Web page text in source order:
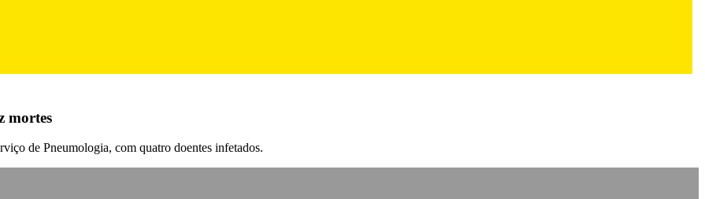
mortes
de Pneumologia, com quatro doentes infetados.